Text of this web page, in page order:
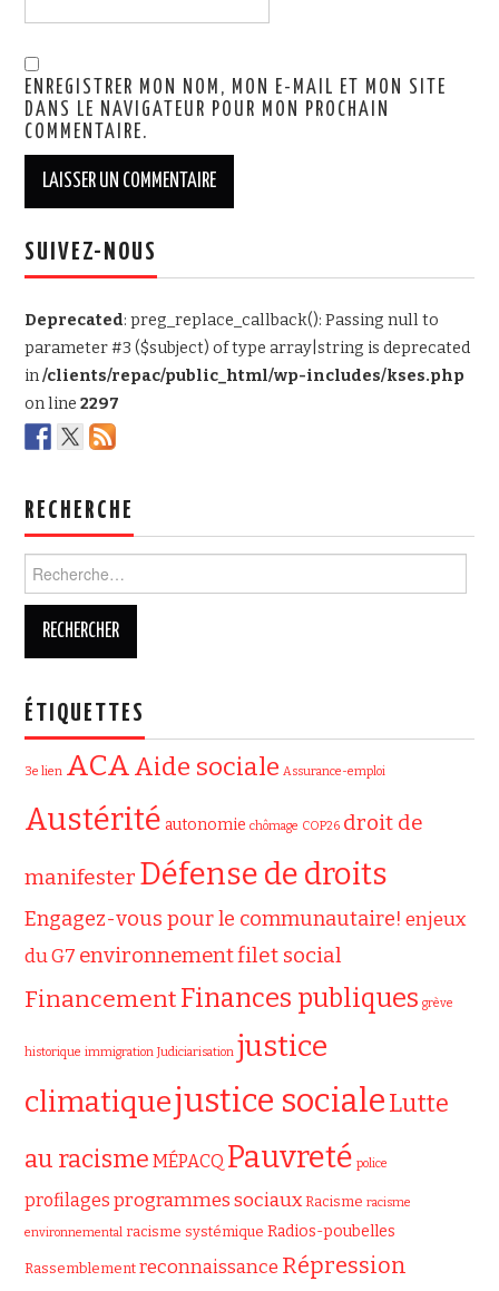
ENREGISTRER MON NOM, MON E-MAIL ET MON SITE
DANS LE NAVIGATEUR POUR MON PROCHAIN
COMMENTAIRE.
SUIVEZ-NOUS
Deprecated: preg_replace_callback(): Passing null to
parameter #3 ($subject) of type array|string is deprecated
in/clients/repac/public_html/wp-includes/kses.php
on line2297
RECHERCHE
ÉTIQUETTES
3e lien ACAAide sociale Assurance-emploi
Austérité autonomie chômage COP26 droit de
manifester Défense de droits
Engagez-vous pour le communautaire! enjeux
du G7 environnementfilet social
FinancementFinances publiques grève
historique immigration Judiciarisation justice
climatiquejustice socialeLutte
au racisme MÉPACQ Pauvreté police
profilages programmes sociaux Racisme racisme
environnemental racisme systémique Radios-poubelles
Rassemblement reconnaissance Répression